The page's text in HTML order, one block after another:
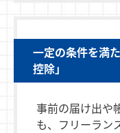
一定の条件を満
控除」
事前の届け出や
も、フリーラン